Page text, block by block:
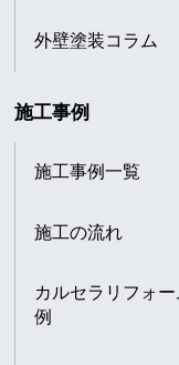
外壁塗装コラム
施工事例
施工事例一覧
施工の流れ
カルセラリフォ
例